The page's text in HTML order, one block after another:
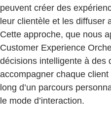
peuvent créer des
leur clientèle et les diffuser
Cette approche, que nous
Customer Experience
décisions intelligente à des
accompagner chaque
long d’un parcours
le mode d’interaction.